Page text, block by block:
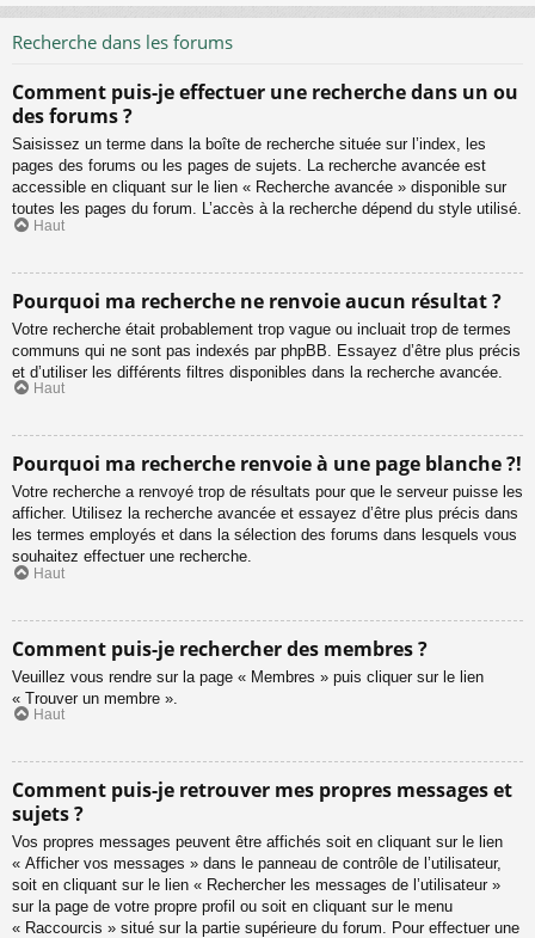
Recherche dans les forums
Comment puis-je effectuer une recherche dans un ou
des forums ?
Saisissez un terme dans la boîte de recherche située sur l’index, les
pages des forums ou les pages de sujets. La recherche avancée est
accessible en cliquant sur le lien « Recherche avancée » disponible sur
toutes les pages du forum. L’accès à la recherche dépend du style utilisé.
Haut
Pourquoi ma recherche ne renvoie aucun résultat ?
Votre recherche était probablement trop vague ou incluait trop de termes
communs qui ne sont pas indexés par phpBB. Essayez d’être plus précis
et d’utiliser les différents filtres disponibles dans la recherche avancée.
Haut
Pourquoi ma recherche renvoie à une page blanche ?!
Votre recherche a renvoyé trop de résultats pour que le serveur puisse les
afficher. Utilisez la recherche avancée et essayez d’être plus précis dans
les termes employés et dans la sélection des forums dans lesquels vous
souhaitez effectuer une recherche.
Haut
Comment puis-je rechercher des membres ?
Veuillez vous rendre sur la page « Membres » puis cliquer sur le lien
« Trouver un membre ».
Haut
Comment puis-je retrouver mes propres messages et
sujets ?
Vos propres messages peuvent être affichés soit en cliquant sur le lien
« Afficher vos messages » dans le panneau de contrôle de l’utilisateur,
soit en cliquant sur le lien « Rechercher les messages de l’utilisateur »
sur la page de votre propre profil ou soit en cliquant sur le menu
« Raccourcis » situé sur la partie supérieure du forum. Pour effectuer une